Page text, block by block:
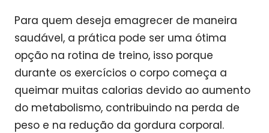
Para quem deseja emagrecer de maneira
saudável, a prática pode ser uma ótima
opção na rotina de treino, isso porque
durante os exercícios o corpo começa a
queimar muitas calorias devido ao aumento
do metabolismo, contribuindo na perda de
peso e na redução da gordura corporal.